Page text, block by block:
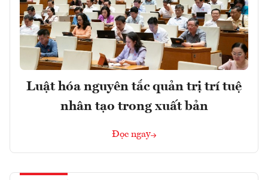
Luật hóa nguyên tắc quản trị trí tuệ
nhân tạo trong xuất bản
Đọc ngay